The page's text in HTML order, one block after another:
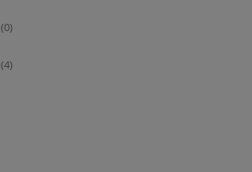
(0)
(4)